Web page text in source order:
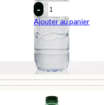
Quantity
Ajouter au panier